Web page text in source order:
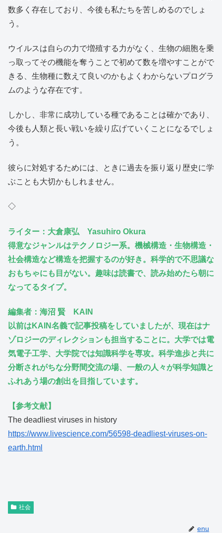
数多く存在しており、今後も私たちを苦しめるのでしょ
う。
ウイルスは自らの力で増殖する力がなく、生物の細胞を乗
っ取ってその機能を奪うことで初めて数を増やすことがで
きる、生物種に数えて良いのかもよくわからないプログラ
ムのような存在です。
しかし、非常に成功している種であることは確かであり、
今後も人類と長い戦いを繰り広げていくことになるでしょ
う。
彼らに対処するためには、ときに過去を振り返り歴史に学
ぶことも大切かもしれません。
◇
ライター：大倉康弘 Yasuhiro Okura
得意なジャンルはテクノロジー系。機械構造・生物構造・
社会構造など構造を把握するのが好き。科学的で不思議な
おもちゃにも目がない。趣味は読書で、読み始めたら朝に
なってるタイプ。
編集者：海沼 賢 KAIN
以前はKAIN名義で記事投稿をしていましたが、現在はナ
ゾロジーのディレクションも担当することに。大学では電
気電子工学、大学院では知識科学を専攻。科学進歩と共に
分断されがちな分野間交流の場、一般の人々が科学知識と
ふれあう場の創出を目指しています。
【参考文献】
The deadliest viruses in history
https://www.livescience.com/56598-deadliest-viruses-on-
earth.html
社会
enu